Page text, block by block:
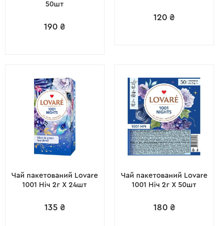
50шт
190 ₴
120 ₴
Чай пакетований Lovare
1001 Ніч 2г X 24шт
135 ₴
Чай пакетований Lovare
1001 Ніч 2г X 50шт
180 ₴